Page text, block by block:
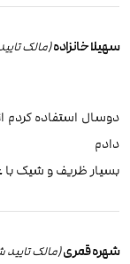
سهیلا خانزاده(مالک
دوسال استفاده کردم
دادم
بسیار ظریف و شیک با
شهره قمری(مالک